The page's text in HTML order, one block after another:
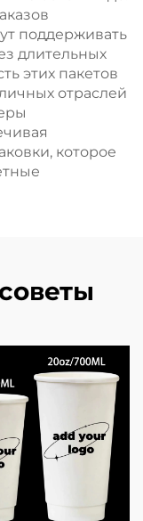
поддерживать
длительных
этих пакетов
отраслей
которое